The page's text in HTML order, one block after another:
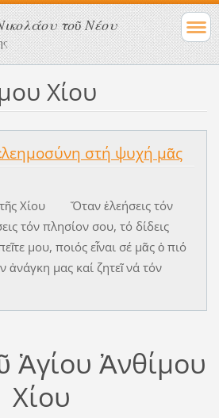
τοῦ Νέου
Χίου
στή ψυχή μᾶς
Χίου Ὅταν ἐλεήσεις τόν
τόν πλησίον σου, τό δίδεις
μου, ποιός εἶναι σέ μᾶς ὁ πιό
ἀνάγκη μας καί ζητεῖ νά τόν
Ἁγίου Ἀνθίμου
Χίου